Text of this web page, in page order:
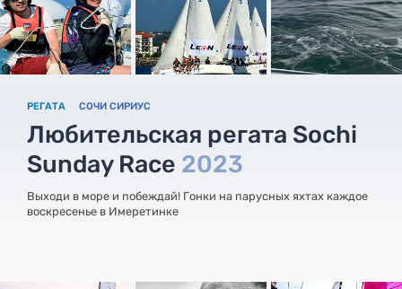
РЕГАТА СОЧИ СИРИУС
Любительская регата Sochi
Sunday Race 2023
Выходи в море и побеждай! Гонки на парусных яхтах каждое
воскресенье в Имеретинке